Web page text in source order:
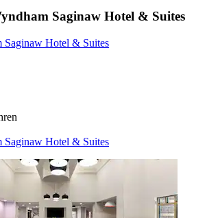
Saginaw Hotel & Suites
Saginaw Hotel & Suites
Saginaw Hotel & Suites